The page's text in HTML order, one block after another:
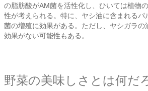
の脂肪酸がAM菌を活性化し、ひいては植物
性が考えられる。特に、ヤシ油に含まれるパ
菌の増殖に効果がある。ただし、ヤシガラの
効果がない可能性もある。
野菜の美味しさとは何だ